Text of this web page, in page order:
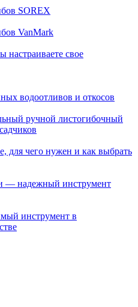
SOREX
VanMark
настраиваете свое
водоотливов и откосов
ручной листогибочный
для чего нужен и как выбрать
— надежный инструмент
инструмент в